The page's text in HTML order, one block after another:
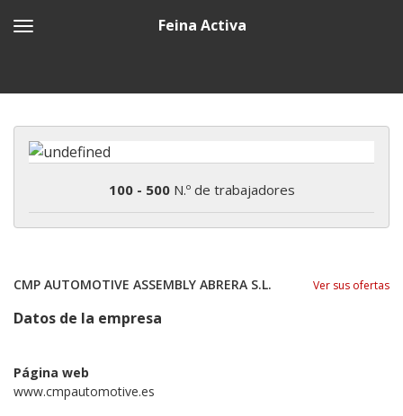
Feina Activa
100 - 500N.º de trabajadores
CMP AUTOMOTIVE ASSEMBLY ABRERA S.L. Ver sus ofertas
Datos de la empresa
Página web
www.cmpautomotive.es